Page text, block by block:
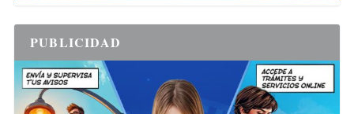
PUBLICIDAD